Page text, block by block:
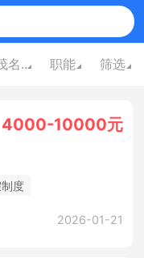
茂名广东 职能 筛选
4000-10000元
度
2026-01-21